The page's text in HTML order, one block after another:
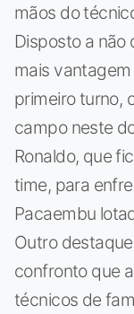
mãos do
Disposto a não
mais
primeiro turno,
campo neste
Ronaldo, que
time, para
Pacaembu
Outro
confronto que
técnicos de